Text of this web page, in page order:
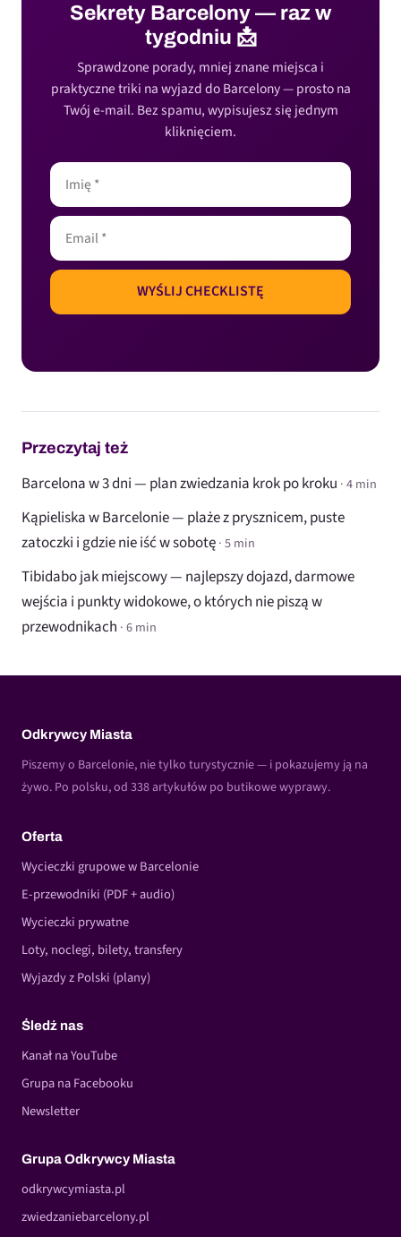
Sekrety Barcelony — raz w
tygodniu 📩
Sprawdzone porady, mniej znane miejsca i
praktyczne triki na wyjazd do Barcelony — prosto na
Twój e-mail. Bez spamu, wypisujesz się jednym
kliknięciem.
Przeczytaj też
Barcelona w 3 dni — plan zwiedzania krok po kroku · 4 min
Kąpieliska w Barcelonie — plaże z prysznicem, puste
zatoczki i gdzie nie iść w sobotę · 5 min
Tibidabo jak miejscowy — najlepszy dojazd, darmowe
wejścia i punkty widokowe, o których nie piszą w
przewodnikach · 6 min
Odkrywcy Miasta
Piszemy o Barcelonie, nie tylko turystycznie — i pokazujemy ją na
żywo. Po polsku, od 338 artykułów po butikowe wyprawy.
Oferta
Wycieczki grupowe w Barcelonie
E-przewodniki (PDF + audio)
Wycieczki prywatne
Loty, noclegi, bilety, transfery
Wyjazdy z Polski (plany)
Śledź nas
Kanał na YouTube
Grupa na Facebooku
Newsletter
Grupa Odkrywcy Miasta
odkrywcymiasta.pl
zwiedzaniebarcelony.pl